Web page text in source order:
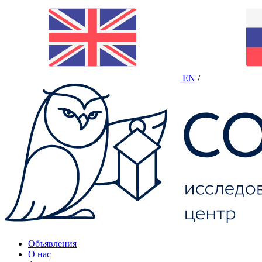
EN /
Объявления
О нас